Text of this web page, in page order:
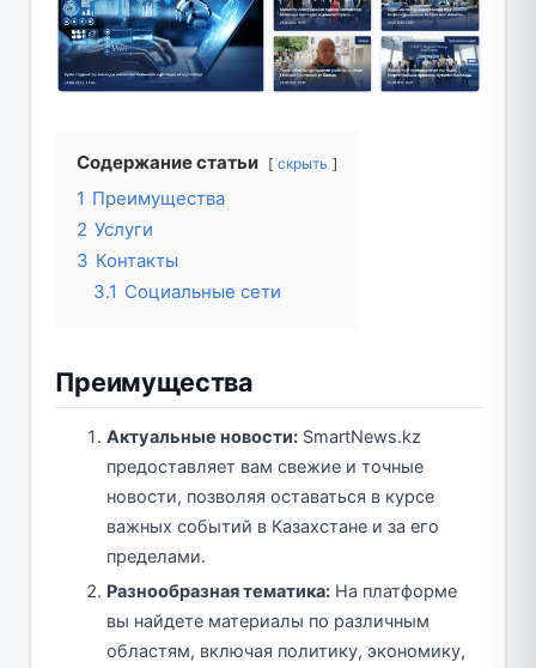
Содержание статьи скрыть
1 Преимущества
2 Услуги
3 Контакты
3.1 Социальные сети
Преимущества
Актуальные новости: SmartNews.kz
предоставляет вам свежие и точные
новости, позволяя оставаться в курсе
важных событий в Казахстане и за его
пределами.
Разнообразная тематика: На платформе
вы найдете материалы по различным
областям, включая политику, экономику,